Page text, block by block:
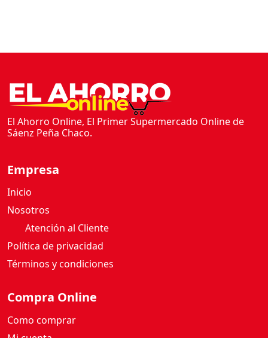
El Ahorro Online, El Primer Supermercado Online de
Sáenz Peña Chaco.
Empresa
Inicio
Nosotros
Atención al Cliente
Política de privacidad
Términos y condiciones
Compra Online
Como comprar